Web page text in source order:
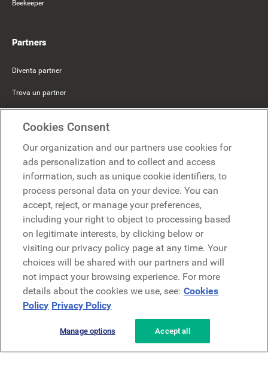
Beekeeper
Partners
Diventa partner
Trova un partner
Microsoft
Richiedi una demo
Richiedi una demo
Contattaci
Contattaci
Informativa sulla privacy Note legali Termini e condizioni
Cookies Consent
Our organization and our partners use cookies for
ads personalization and to collect and access
information, such as unique cookie identifiers, to
process personal data on your device. You can
accept, reject, or manage your preferences,
including your right to object to processing based
on legitimate interests, by clicking below or
visiting our privacy policy page at any time. Your
choices will be shared with our partners and will
not impact your browsing experience. For more
details about the cookies we use, see: Cookies
Policy Privacy Policy
Manage options Accept all